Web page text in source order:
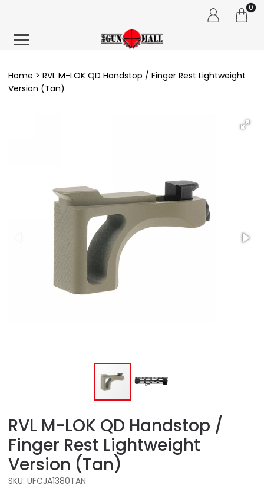
0
Home
RVL M-LOK QD Handstop / Finger Rest Lightweight
Version (Tan)
RVL M-LOK QD Handstop /
Finger Rest Lightweight
Version (Tan)
SKU: UFCJA1380TAN